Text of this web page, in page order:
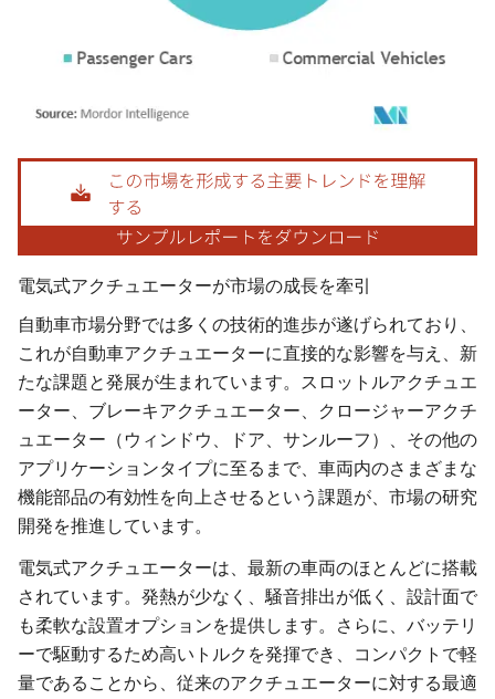
画像 © Mordor Intelligence。再利用にはCC BY 4.0の表示が必要です。
電気式アクチュエーターが市場の成長を牽引
自動車市場分野では多くの技術的進歩が遂げられており、
これが自動車アクチュエーターに直接的な影響を与え、新
たな課題と発展が生まれています。スロットルアクチュエ
ーター、ブレーキアクチュエーター、クロージャーアクチ
ュエーター（ウィンドウ、ドア、サンルーフ）、その他の
アプリケーションタイプに至るまで、車両内のさまざまな
機能部品の有効性を向上させるという課題が、市場の研究
開発を推進しています。
電気式アクチュエーターは、最新の車両のほとんどに搭載
されています。発熱が少なく、騒音排出が低く、設計面で
も柔軟な設置オプションを提供します。さらに、バッテリ
ーで駆動するため高いトルクを発揮でき、コンパクトで軽
量であることから、従来のアクチュエーターに対する最適